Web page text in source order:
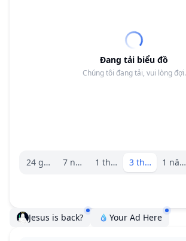
Đang tải biểu đồ
Chúng tôi đang tải, vui lòng đợi.
Trình chọn khoảng.
24 giờ 7 ngày 1 tháng 3 tháng 1 năm
Jesus is back? Your Ad Here